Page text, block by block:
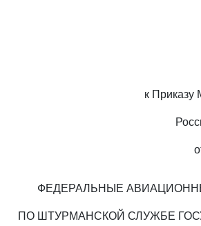
к Приказу
ФЕДЕРАЛЬНЫЕ
ПО ШТУРМАНСКОЙ СЛУЖБЕ